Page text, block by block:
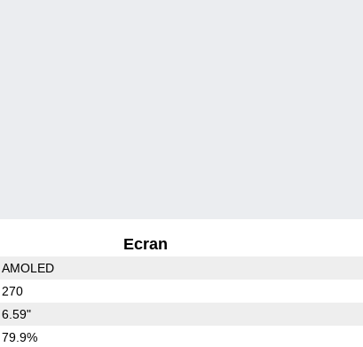
Ecran
AMOLED
270
6.59"
79.9%